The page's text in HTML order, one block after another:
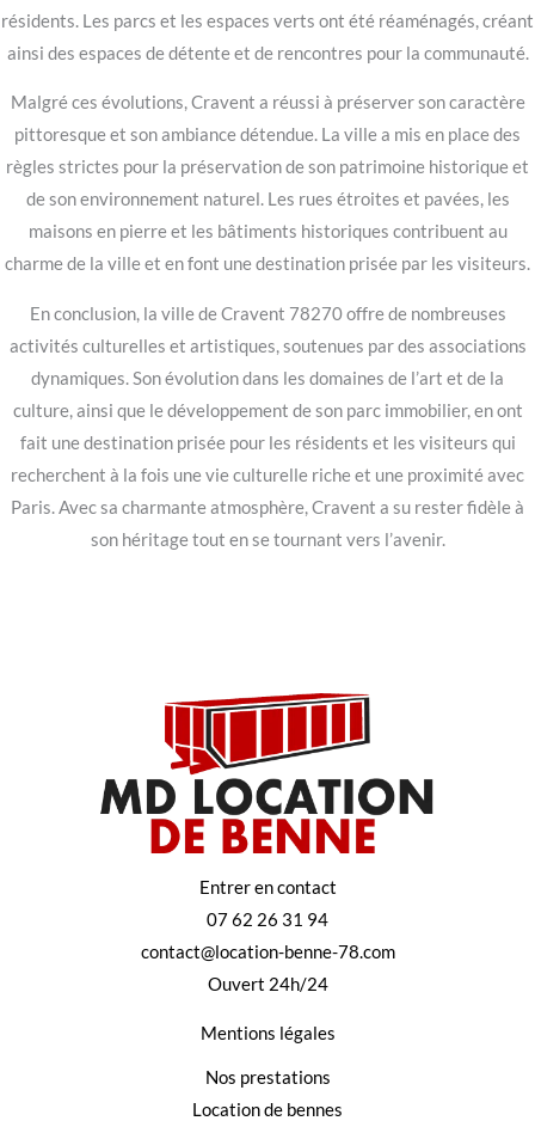
résidents. Les parcs et les espaces verts ont été réaménagés, créant
ainsi des espaces de détente et de rencontres pour la communauté.
Malgré ces évolutions, Cravent a réussi à préserver son caractère
pittoresque et son ambiance détendue. La ville a mis en place des
règles strictes pour la préservation de son patrimoine historique et
de son environnement naturel. Les rues étroites et pavées, les
maisons en pierre et les bâtiments historiques contribuent au
charme de la ville et en font une destination prisée par les visiteurs.
En conclusion, la ville de Cravent 78270 offre de nombreuses
activités culturelles et artistiques, soutenues par des associations
dynamiques. Son évolution dans les domaines de l’art et de la
culture, ainsi que le développement de son parc immobilier, en ont
fait une destination prisée pour les résidents et les visiteurs qui
recherchent à la fois une vie culturelle riche et une proximité avec
Paris. Avec sa charmante atmosphère, Cravent a su rester fidèle à
son héritage tout en se tournant vers l’avenir.
Entrer en contact
07 62 26 31 94
contact@location-benne-78.com
Ouvert 24h/24
Mentions légales
Nos prestations
Location de bennes